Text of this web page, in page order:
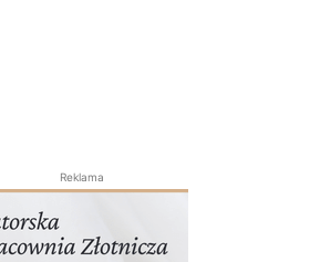
Reklama